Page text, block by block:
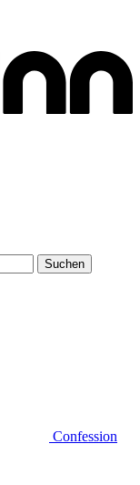
Confession